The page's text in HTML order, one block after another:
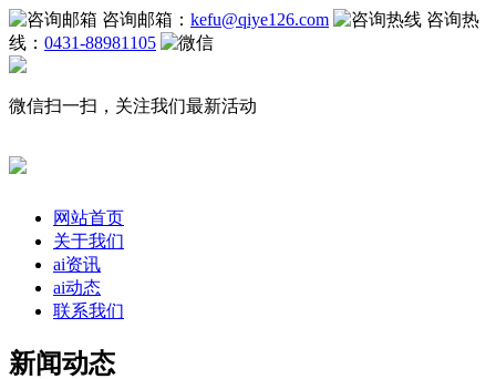
咨询邮箱： kefu@qiye126.com
咨询热
线： 0431-88981105
微信扫一扫，关注我们最新活动
网站首页
关于我们
ai资讯
ai动态
联系我们
新闻动态